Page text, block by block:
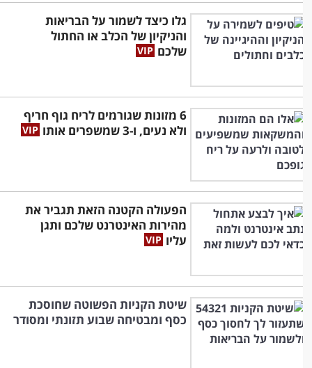
גלו כיצד לשמור על הבריאות
והניקיון של הכלב או החתול
שלכם
6 מזונות שגורמים לריח גוף חריף
ולא נעים, ו-3 שמשפרים אותו
הפעולה הקטנה הזאת תגביר את
מהירות האינטרנט שלכם ותגן
עליו
שיטת הקניות הפשוטה שחוסכת
כסף ומבטיחה שבוע תזונתי ומסודר